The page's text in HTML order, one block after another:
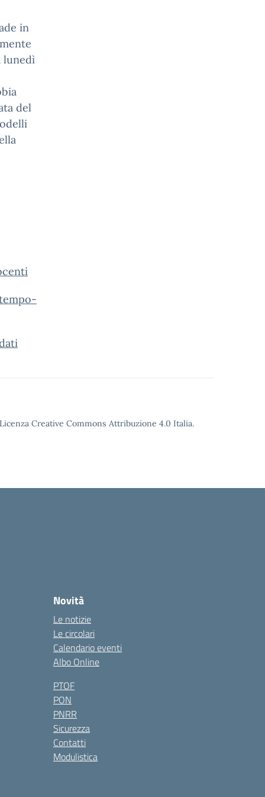
in
lunedì
del
Creative Commons Attribuzione 4.0 Italia.
Novità
Le notizie
Le circolari
Calendario eventi
Albo Online
PTOF
PON
PNRR
Sicurezza
Contatti
Modulistica